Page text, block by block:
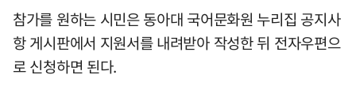
참가를 원하는 시민은 동아대 국어문화원 누리집 공지사
항 게시판에서 지원서를 내려받아 작성한 뒤 전자우편으
로 신청하면 된다.